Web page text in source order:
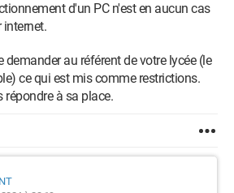
d'un PC n'est en aucun cas
internet.
demander au référent de votre lycée (le
ce qui est mis comme restrictions.
à sa place.